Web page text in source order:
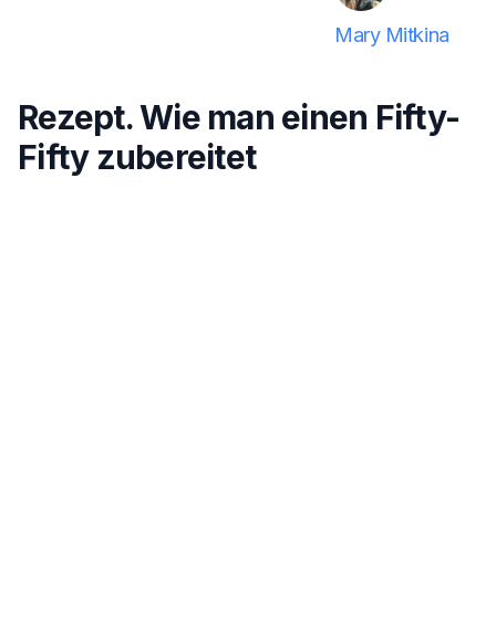
Mary Mitkina
Rezept. Wie man einen Fifty-
Fifty zubereitet